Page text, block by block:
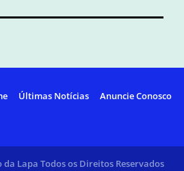
Últimas Notícias Anuncie Conosco
Lapa Todos os Direitos Reservados